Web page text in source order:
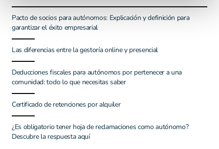
Pacto de socios para autónomos: Explicación y definición para
garantizar el éxito empresarial
Las diferencias entre la gestoría online y presencial
Deducciones fiscales para autónomos por pertenecer a una
comunidad: todo lo que necesitas saber
Certificado de retenciones por alquiler
¿Es obligatorio tener hoja de reclamaciones como autónomo?
Descubre la respuesta aquí